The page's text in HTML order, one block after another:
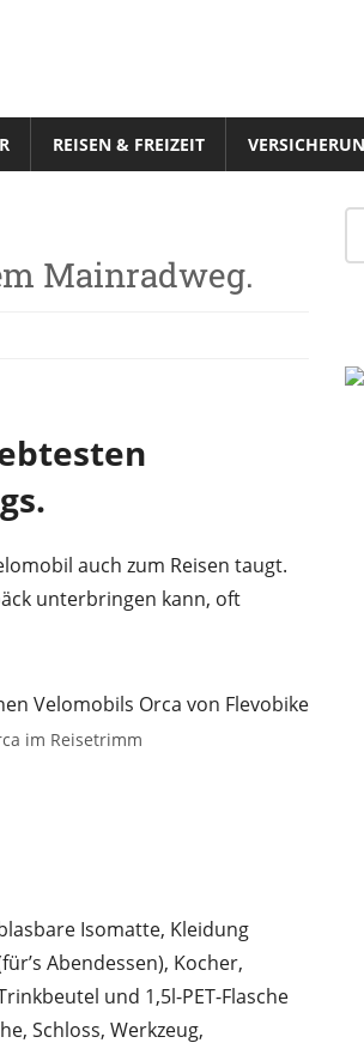
REISEN & FREIZEIT
Mainradweg.
auch zum Reisen taugt.
unterbringen kann, oft
im Reisetrimm
Isomatte, Kleidung
Abendessen), Kocher,
und 1,5l-PET-Flasche
Schloss, Werkzeug,